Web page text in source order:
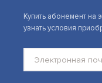
Купить абонемент на
узнать условия